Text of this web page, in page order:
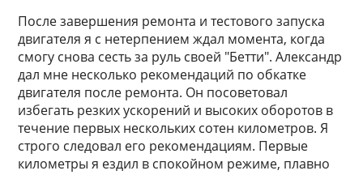
После завершения ремонта и тестового запуска
двигателя я с нетерпением ждал момента, когда
смогу снова сесть за руль своей "Бетти". Александр
дал мне несколько рекомендаций по обкатке
двигателя после ремонта. Он посоветовал
избегать резких ускорений и высоких оборотов в
течение первых нескольких сотен километров. Я
строго следовал его рекомендациям. Первые
километры я ездил в спокойном режиме, плавно